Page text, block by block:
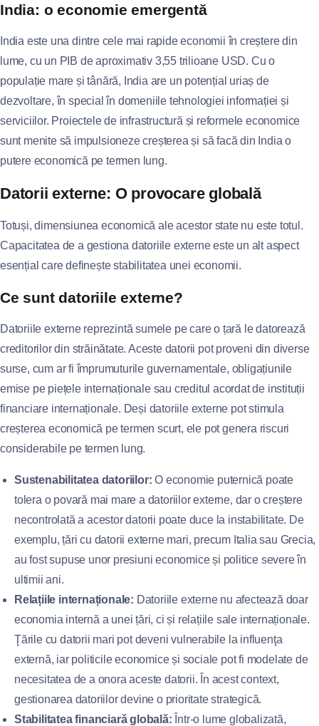
India: o economie emergentă
India este una dintre cele mai rapide economii în creștere din
lume, cu un PIB de aproximativ 3,55 trilioane USD. Cu o
populație mare și tânără, India are un potențial uriaș de
dezvoltare, în special în domeniile tehnologiei informației și
serviciilor. Proiectele de infrastructură și reformele economice
sunt menite să impulsioneze creșterea și să facă din India o
putere economică pe termen lung.
Datorii externe: O provocare globală
Totuși, dimensiunea economică ale acestor state nu este totul.
Capacitatea de a gestiona datoriile externe este un alt aspect
esențial care definește stabilitatea unei economii.
Ce sunt datoriile externe?
Datoriile externe reprezintă sumele pe care o țară le datorează
creditorilor din străinătate. Aceste datorii pot proveni din diverse
surse, cum ar fi împrumuturile guvernamentale, obligațiunile
emise pe piețele internaționale sau creditul acordat de instituții
financiare internaționale. Deși datoriile externe pot stimula
creșterea economică pe termen scurt, ele pot genera riscuri
considerabile pe termen lung.
Sustenabilitatea datoriilor: O economie puternică poate
tolera o povară mai mare a datoriilor externe, dar o creștere
necontrolată a acestor datorii poate duce la instabilitate. De
exemplu, țări cu datorii externe mari, precum Italia sau Grecia,
au fost supuse unor presiuni economice și politice severe în
ultimii ani.
Relațiile internaționale: Datoriile externe nu afectează doar
economia internă a unei țări, ci și relațiile sale internaționale.
Ţările cu datorii mari pot deveni vulnerabile la influenţa
externă, iar politicile economice și sociale pot fi modelate de
necesitatea de a onora aceste datorii. În acest context,
gestionarea datoriilor devine o prioritate strategică.
Stabilitatea financiară globală: Într-o lume globalizată,